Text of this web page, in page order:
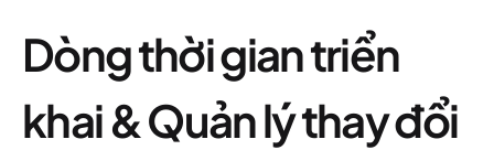
Dòng thời gian triển
khai & Quản lý thay đổi